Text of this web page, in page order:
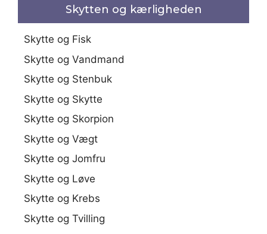
Skytten og kærligheden
Skytte og Fisk
Skytte og Vandmand
Skytte og Stenbuk
Skytte og Skytte
Skytte og Skorpion
Skytte og Vægt
Skytte og Jomfru
Skytte og Løve
Skytte og Krebs
Skytte og Tvilling